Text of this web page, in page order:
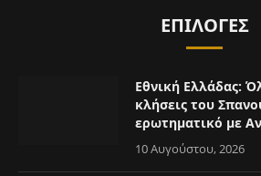
ΕΠΙΛΟΓΈΣ
Εθνική Ελλάδας:
κλήσεις του
ερωτηματικό με
10 Αυγούστου, 2026